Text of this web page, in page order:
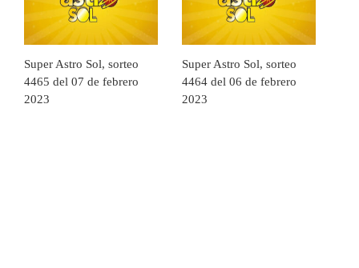
Super Astro Sol, sorteo
4465 del 07 de febrero
2023
Super Astro Sol, sorteo
4464 del 06 de febrero
2023